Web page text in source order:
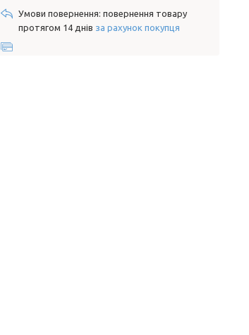
повернення товару
протягом 14 днів за рахунок покупця